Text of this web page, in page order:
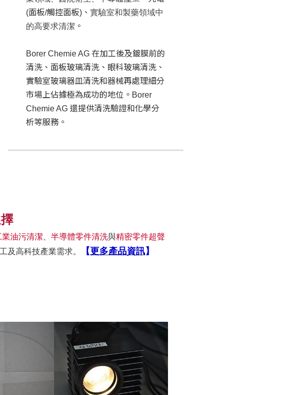
(面板/觸控面板)、 實驗室和製藥領域中
的高要求清潔 。
Borer Chemie AG 在加工後及鍍膜前的
清洗、面板玻璃清洗、眼科玻璃清洗、
實驗室玻璃器皿清洗和器械再處理細分
市場上佔據極為成功的地位。Borer
Chemie AG 還提供清洗驗證和化學分
析等服務。
業油污清潔、半導體零件清洗與精密零件超聲
及高科技產業需求。 【更多產品資訊】